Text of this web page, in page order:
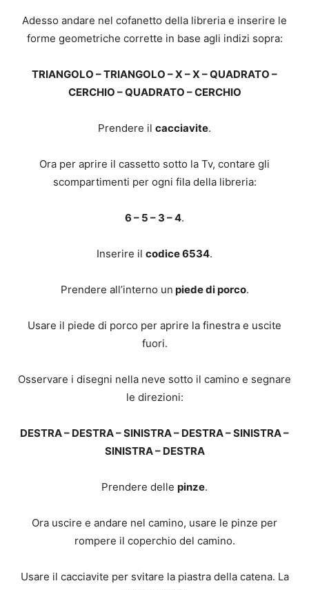
Adesso andare nel cofanetto della libreria e inserire le
forme geometriche corrette in base agli indizi sopra:
TRIANGOLO – TRIANGOLO – X – X – QUADRATO –
CERCHIO – QUADRATO – CERCHIO
Prendere il cacciavite.
Ora per aprire il cassetto sotto la Tv, contare gli
scompartimenti per ogni fila della libreria:
6 – 5 – 3 – 4.
Inserire il codice 6534.
Prendere all’interno un piede di porco.
Usare il piede di porco per aprire la finestra e uscite
fuori.
Osservare i disegni nella neve sotto il camino e segnare
le direzioni:
DESTRA – DESTRA – SINISTRA – DESTRA – SINISTRA –
SINISTRA – DESTRA
Prendere delle pinze.
Ora uscire e andare nel camino, usare le pinze per
rompere il coperchio del camino.
Usare il cacciavite per svitare la piastra della catena. La